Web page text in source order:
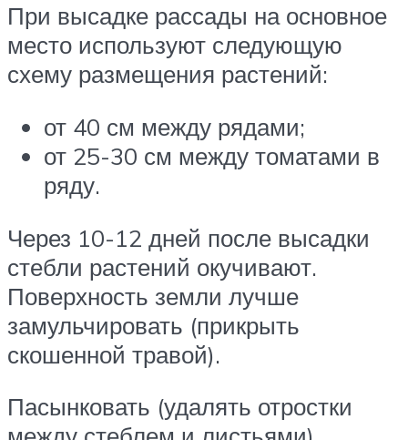
При высадке рассады на основное
место используют следующую
схему размещения растений:
от 40 см между рядами;
от 25-30 см между томатами в
ряду.
Через 10-12 дней после высадки
стебли растений окучивают.
Поверхность земли лучше
замульчировать (прикрыть
скошенной травой).
Пасынковать (удалять отростки